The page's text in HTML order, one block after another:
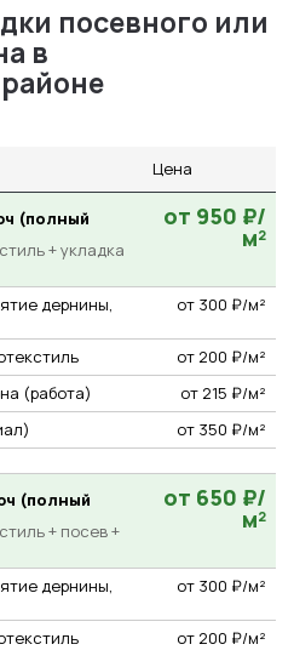
посевного или
в
Цена
(полный
+ укладка
от 950 ₽/
м²
дернины, от 300 ₽/м²
от 200 ₽/м²
(работа)
от 215 ₽/м²
от 350 ₽/м²
(полный
+ посев +
от 650 ₽/
м²
дернины, от 300 ₽/м²
от 200 ₽/м²